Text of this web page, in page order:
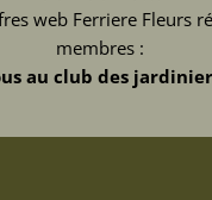
web Ferriere Fleurs
membres :
au club des